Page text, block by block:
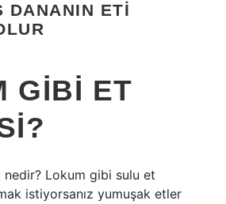
DANANIN ETI
GIBI ET
nedir? Lokum gibi sulu et
istiyorsanız yumuşak etler